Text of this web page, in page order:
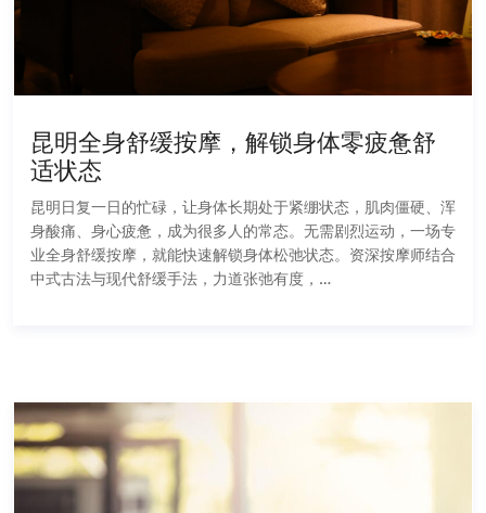
昆明全身舒缓按摩，解锁身体零疲惫舒
适状态
昆明日复一日的忙碌，让身体长期处于紧绷状态，肌肉僵硬、浑
身酸痛、身心疲惫，成为很多人的常态。无需剧烈运动，一场专
业全身舒缓按摩，就能快速解锁身体松弛状态。资深按摩师结合
中式古法与现代舒缓手法，力道张弛有度，…